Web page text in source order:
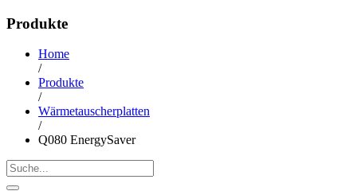
Produkte
Home
/
Produkte
/
Wärmetauscherplatten
/
Q080 EnergySaver